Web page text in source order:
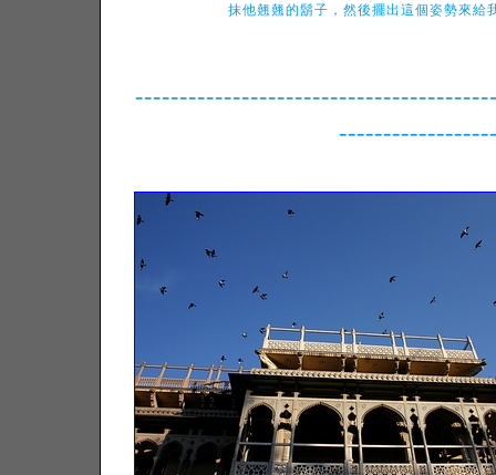
抹他翹翹的鬍子，然後擺出這個姿勢來給